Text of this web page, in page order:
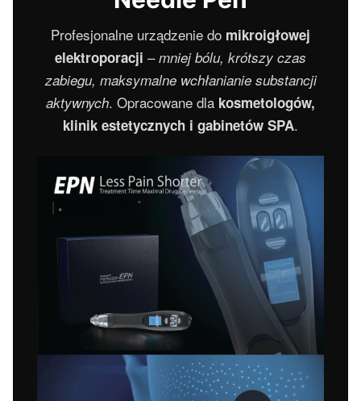
Profesjonalne urządzenie do mikroigłowej
elektroporacji –mniej bólu, krótszy czas
zabiegu, maksymalne wchłanianie substancji
aktywnych. Opracowane dla kosmetologów,
klinik estetycznych i gabinetów SPA.